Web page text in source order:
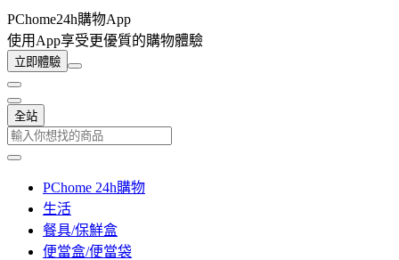
PChome24h購物App
使用App享受更優質的購物體驗
立即體驗
全站
PChome 24h購物
生活
餐具/保鮮盒
便當盒/便當袋